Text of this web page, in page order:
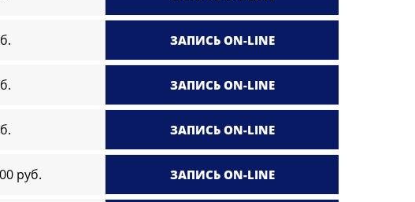
ЗАПИСЬ ON-LINE
ЗАПИСЬ ON-LINE
ЗАПИСЬ ON-LINE
руб. ЗАПИСЬ ON-LINE